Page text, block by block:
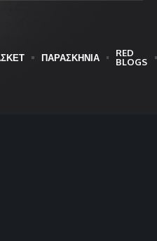
ΠΑΡΑΣΚΗΝΙΑ
RED
BLOGS